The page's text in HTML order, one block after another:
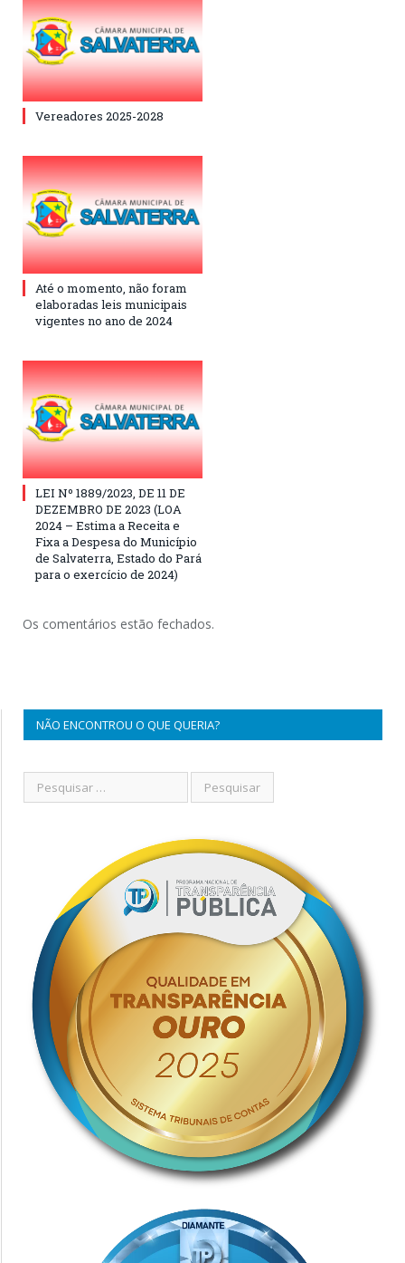
Vereadores 2025-2028
Até o momento, não foram
elaboradas leis municipais
vigentes no ano de 2024
LEI Nº 1889/2023, DE 11 DE
DEZEMBRO DE 2023 (LOA
2024 – Estima a Receita e
Fixa a Despesa do Município
de Salvaterra, Estado do Pará
para o exercício de 2024)
Os comentários estão fechados.
NÃO ENCONTROU O QUE QUERIA?